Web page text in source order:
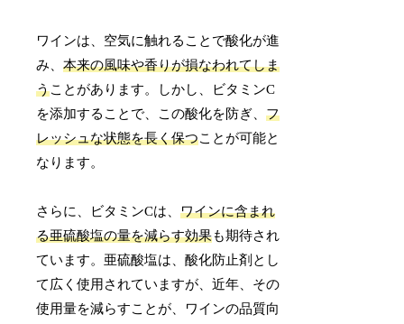
ワインは、空気に触れることで酸化が進
み、本来の風味や香りが損なわれてしま
うことがあります。しかし、ビタミンC
を添加することで、この酸化を防ぎ、フ
レッシュな状態を長く保つことが可能と
なります。
さらに、ビタミンCは、ワインに含まれ
る亜硫酸塩の量を減らす効果も期待され
ています。亜硫酸塩は、酸化防止剤とし
て広く使用されていますが、近年、その
使用量を減らすことが、ワインの品質向